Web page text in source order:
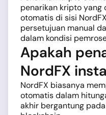
penarikan kripto yang
otomatis di sisi
persetujuan manual
dalam kondisi
Apakah
NordFX
NordFX biasanya
otomatis dalam
akhir bergantung